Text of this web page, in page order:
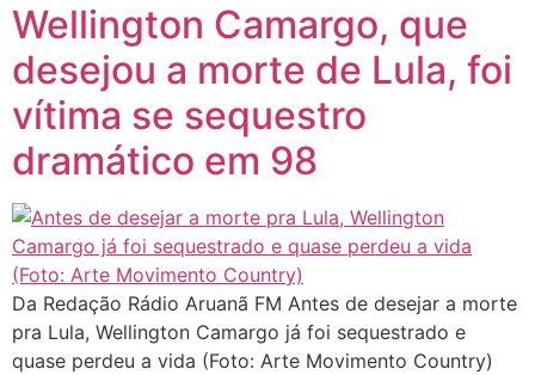
Wellington Camargo, que
desejou a morte de Lula, foi
vítima se sequestro
dramático em 98
Da Redação Rádio Aruanã FM Antes de desejar a morte
pra Lula, Wellington Camargo já foi sequestrado e
quase perdeu a vida (Foto: Arte Movimento Country)